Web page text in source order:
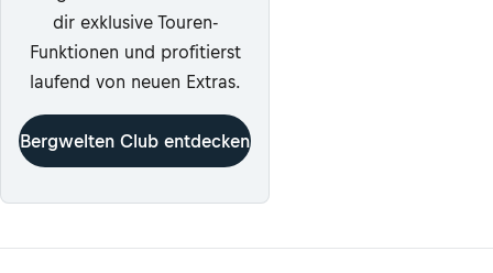
dir exklusive Touren-
Funktionen und profitierst
laufend von neuen Extras.
Bergwelten Club entdecken